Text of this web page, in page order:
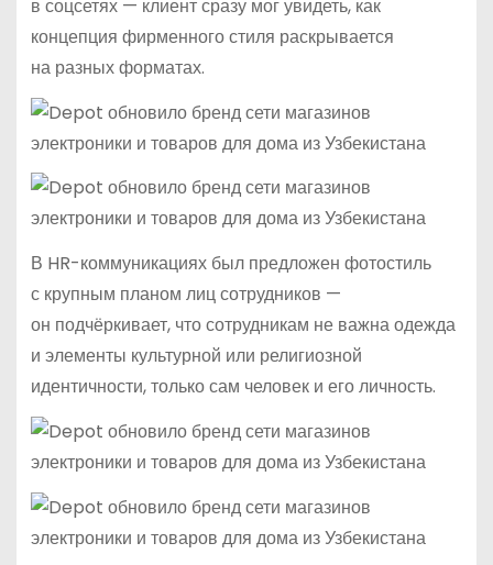
в соцсетях — клиент сразу мог увидеть, как
концепция фирменного стиля раскрывается
на разных форматах.
В HR-коммуникациях был предложен фотостиль
с крупным планом лиц сотрудников —
он подчёркивает, что сотрудникам не важна одежда
и элементы культурной или религиозной
идентичности, только сам человек и его личность.